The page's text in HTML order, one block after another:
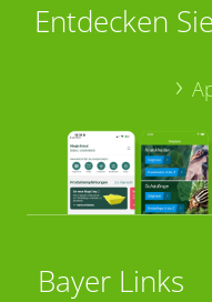
Entdecken
Bayer Links